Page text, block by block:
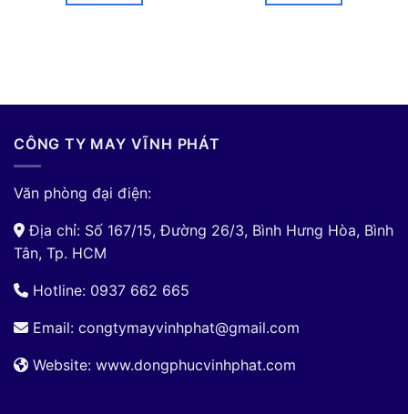
CÔNG TY MAY VĨNH PHÁT
Văn phòng đại điện:
Địa chỉ: Số 167/15, Đường 26/3, Bình Hưng Hòa, Bình
Tân, Tp. HCM
Hotline: 0937 662 665
Email: congtymayvinhphat@gmail.com
Website: www.dongphucvinhphat.com